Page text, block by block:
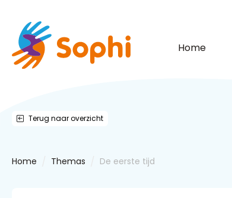
Home
Terug naar overzicht
Home Themas De eerste tijd